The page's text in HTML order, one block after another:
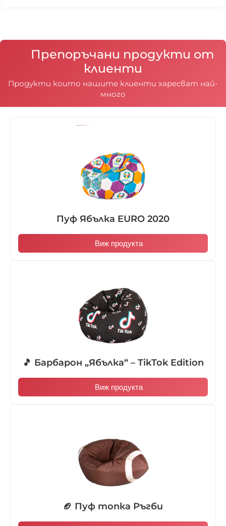
Препоръчани продукти от
клиенти
Продукти които нашите клиенти харесват най-
много
Пуф Ябълка EURO 2020
Виж продукта
🎵 Барбарон „Ябълка“ – TikTok Edition
Виж продукта
🏈 Пуф топка Ръгби